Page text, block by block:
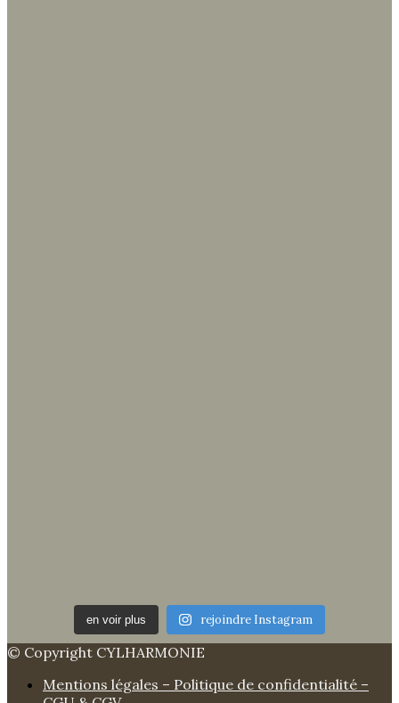
en voir plus rejoindre Instagram
© Copyright CYLHARMONIE
Mentions légales – Politique de confidentialité –